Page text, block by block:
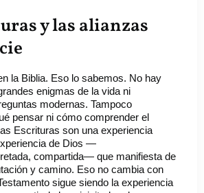
y las alianzas
la Biblia. Eso lo sabemos. No hay
enigmas de la vida ni
modernas. Tampoco
pensar ni cómo comprender el
Escrituras son una experiencia
de Dios —
compartida— que manifiesta de
y camino. Eso no cambia con
sigue siendo la experiencia